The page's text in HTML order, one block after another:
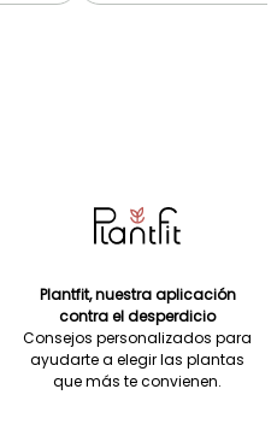
Plantfit, nuestra aplicación
contra el desperdicio
Consejos personalizados para
ayudarte a elegir las plantas
que más te convienen.